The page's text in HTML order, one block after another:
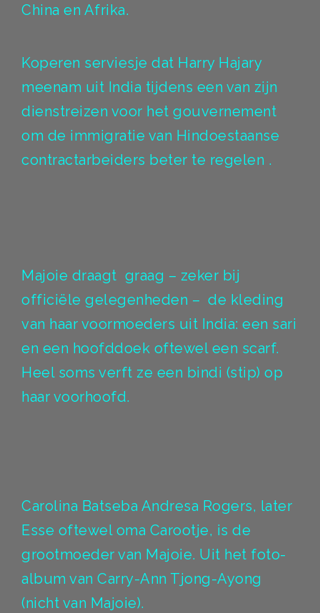
China en Afrika.
Koperen serviesje dat Harry Hajary
meenam uit India tijdens een van zijn
dienstreizen voor het gouvernement
om de immigratie van Hindoestaanse
contractarbeiders beter te regelen .
Majoie draagt graag – zeker bij
officiële gelegenheden – de kleding
van haar voormoeders uit India: een sari
en een hoofddoek oftewel een scarf.
Heel soms verft ze een bindi (stip) op
haar voorhoofd.
Carolina Batseba Andresa Rogers, later
Esse oftewel oma Carootje, is de
grootmoeder van Majoie. Uit het foto-
album van Carry-Ann Tjong-Ayong
(nicht van Majoie).